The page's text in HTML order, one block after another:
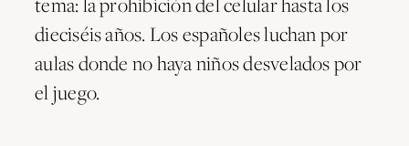
dieciséis años. Los españoles luchan por
aulas donde no haya niños desvelados por
el juego.